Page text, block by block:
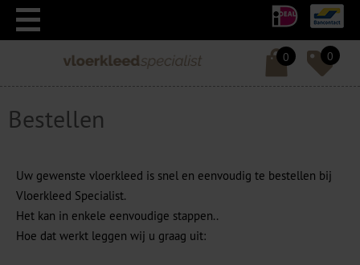
0 0
Bestellen
Uw gewenste vloerkleed is snel en eenvoudig te bestellen bij
Vloerkleed Specialist.
Het kan in enkele eenvoudige stappen..
Hoe dat werkt leggen wij u graag uit: